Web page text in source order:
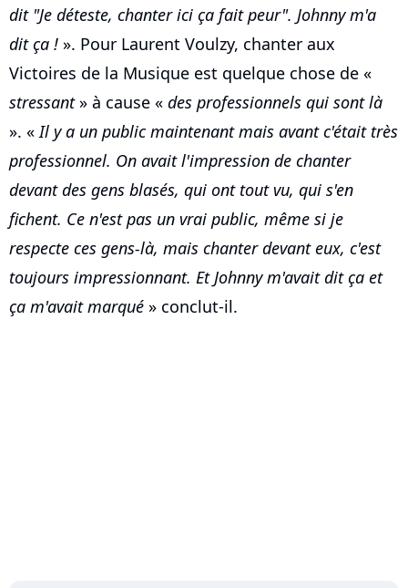
dit "Je déteste, chanter ici ça fait peur". Johnny m'a
dit ça ! ». Pour Laurent Voulzy, chanter aux
Victoires de la Musique est quelque chose de «
stressant» à cause « des professionnels qui sont là
». «Il y a un public maintenant mais avant c'était très
professionnel. On avait l'impression de chanter
devant des gens blasés, qui ont tout vu, qui s'en
fichent. Ce n'est pas un vrai public, même si je
respecte ces gens-là, mais chanter devant eux, c'est
toujours impressionnant. Et Johnny m'avait dit ça et
ça m'avait marqué » conclut-il.